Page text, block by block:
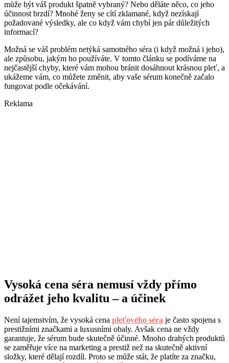
může být váš produkt špatně vybraný? Nebo děláte něco, co jeho
účinnost brzdí? Mnohé ženy se cítí zklamané, když nezískají
požadované výsledky, ale co když vám chybí jen pár důležitých
informací?
Možná se váš problém netýká samotného séra (i když možná i jeho),
ale způsobu, jakým ho používáte. V tomto článku se podíváme na
nejčastější chyby, které vám mohou bránit dosáhnout krásnou pleť, a
ukážeme vám, co můžete změnit, aby vaše sérum konečně začalo
fungovat podle očekávání.
Reklama
Vysoká cena séra nemusí vždy přímo
odrážet jeho kvalitu – a účinek
Není tajemstvím, že vysoká cena pleťového séra je často spojena s
prestižními značkami a luxusními obaly. Avšak cena ne vždy
garantuje, že sérum bude skutečně účinné. Mnoho drahých produktů
se zaměřuje více na marketing a prestiž než na skutečně aktivní
složky, které dělají rozdíl. Proto se může stát, že platíte za značku,